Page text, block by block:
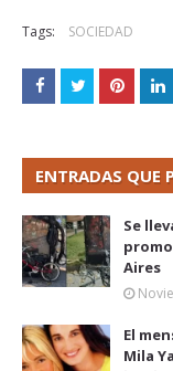
Tags: SOCIEDAD
ENTRADAS QUE
Se
Aires
El
Mila